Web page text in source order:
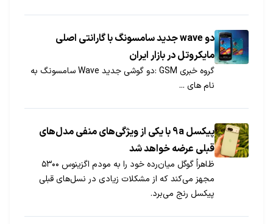
دو wave جدید سامسونگ با گارانتی اصلی
مایکروتل در بازار ایران
گروه خبری GSM :دو گوشی جدید Wave سامسونگ به
نام های ...
پیکسل 9a با یکی از ویژگی‌های منفی مدل‌های
قبلی عرضه خواهد شد
ظاهراً گوگل میان‌رده خود را به مودم اگزینوس ۵۳۰۰
مجهز می‌کند که از مشکلات زیادی در نسل‌های قبلی
پیکسل رنج می‌برد.